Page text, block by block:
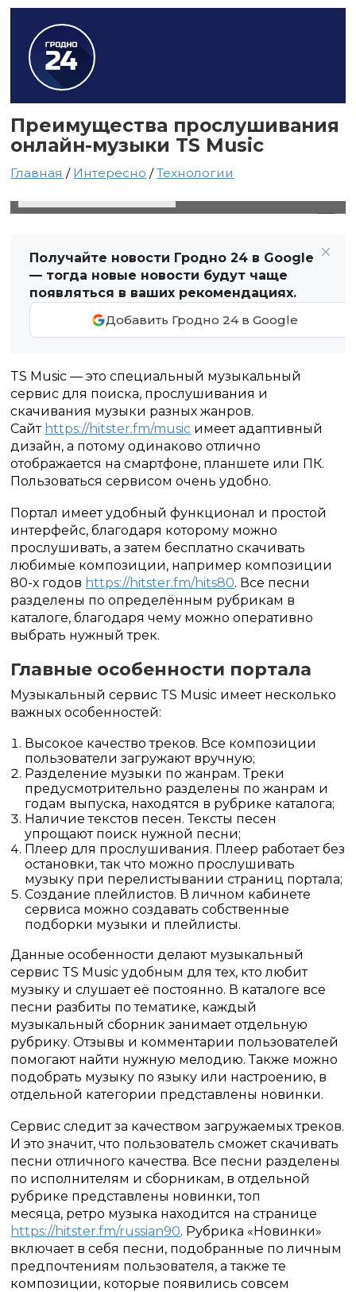
Преимущества прослушивания
онлайн-музыки TS Music
Главная / Интересно /Технологии
Получайте новости Гродно 24 в Google
— тогда новые новости будут чаще
появляться в ваших рекомендациях.
Добавить Гродно 24 в Google
TS Music — это специальный музыкальный
сервис для поиска, прослушивания и
скачивания музыки разных жанров.
Сайт https://hitster.fm/music имеет адаптивный
дизайн, а потому одинаково отлично
отображается на смартфоне, планшете или ПК.
Пользоваться сервисом очень удобно.
Портал имеет удобный функционал и простой
интерфейс, благодаря которому можно
прослушивать, а затем бесплатно скачивать
любимые композиции, например композиции
80-х годов https://hitster.fm/hits80. Все песни
разделены по определённым рубрикам в
каталоге, благодаря чему можно оперативно
выбрать нужный трек.
Главные особенности портала
Музыкальный сервис TS Music имеет несколько
важных особенностей:
Высокое качество треков. Все композиции
пользователи загружают вручную;
Разделение музыки по жанрам. Треки
предусмотрительно разделены по жанрам и
годам выпуска, находятся в рубрике каталога;
Наличие текстов песен. Тексты песен
упрощают поиск нужной песни;
Плеер для прослушивания. Плеер работает без
остановки, так что можно прослушивать
музыку при перелистывании страниц портала;
Создание плейлистов. В личном кабинете
сервиса можно создавать собственные
подборки музыки и плейлисты.
Данные особенности делают музыкальный
сервис TS Music удобным для тех, кто любит
музыку и слушает её постоянно. В каталоге все
песни разбиты по тематике, каждый
музыкальный сборник занимает отдельную
рубрику. Отзывы и комментарии пользователей
помогают найти нужную мелодию. Также можно
подобрать музыку по языку или настроению, в
отдельной категории представлены новинки.
Сервис следит за качеством загружаемых треков.
И это значит, что пользователь сможет скачивать
песни отличного качества. Все песни разделены
по исполнителям и сборникам, в отдельной
рубрике представлены новинки, топ
месяца, ретро музыка находится на странице
https://hitster.fm/russian90. Рубрика «Новинки»
включает в себя песни, подобранные по личным
предпочтениям пользователя, а также те
композиции, которые появились совсем